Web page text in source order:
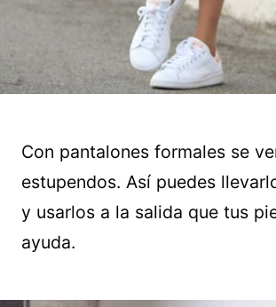
Con pantalones formales se
estupendos. Así puedes
y usarlos a la salida que tus
ayuda.